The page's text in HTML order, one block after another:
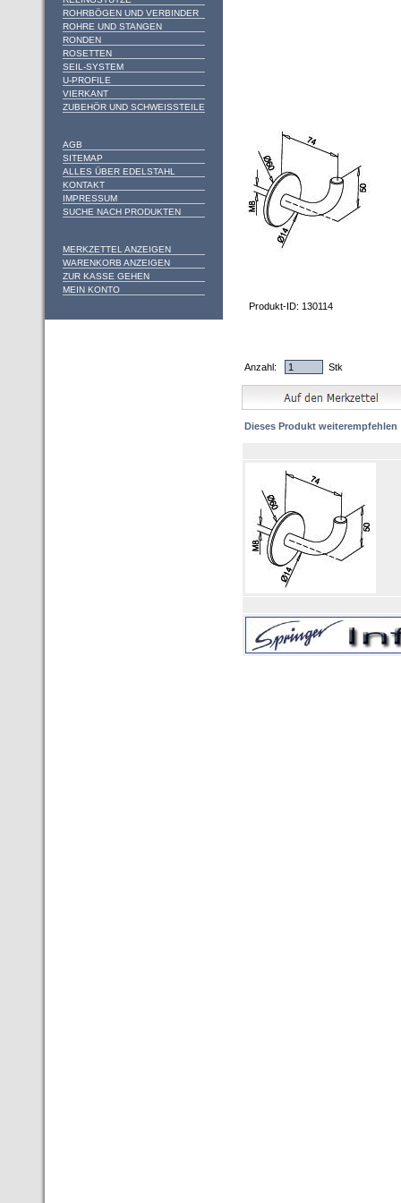
ROHRBÖGEN UND VERBINDER
ROHRE UND STANGEN
RONDEN
ROSETTEN
SEIL-SYSTEM
U-PROFILE
VIERKANT
ZUBEHÖR UND SCHWEISSTEILE
AGB
SITEMAP
ALLES ÜBER EDELSTAHL
KONTAKT
IMPRESSUM
SUCHE NACH PRODUKTEN
MERKZETTEL ANZEIGEN
WARENKORB ANZEIGEN
ZUR KASSE GEHEN
MEIN KONTO
Produkt-ID: 130114
Anzahl: Stk
Dieses Produkt weiterempfehlen